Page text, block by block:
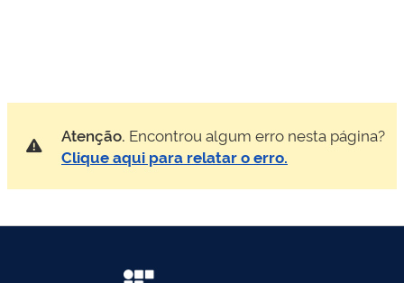
Atenção. Encontrou algum erro nesta página?
Clique aqui para relatar o erro.